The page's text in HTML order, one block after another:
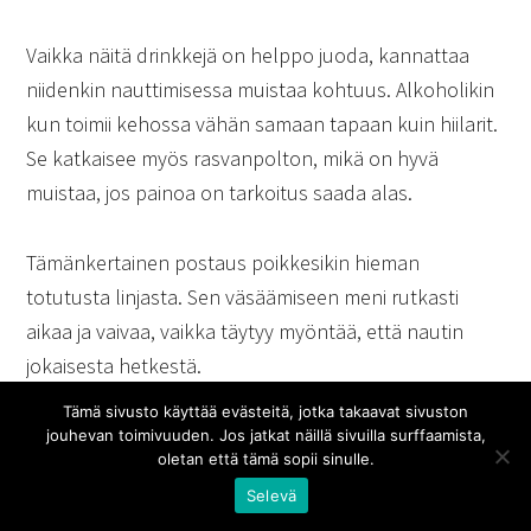
Vaikka näitä drinkkejä on helppo juoda, kannattaa
niidenkin nauttimisessa muistaa kohtuus. Alkoholikin
kun toimii kehossa vähän samaan tapaan kuin hiilarit.
Se katkaisee myös rasvanpolton, mikä on hyvä
muistaa, jos painoa on tarkoitus saada alas.
Tämänkertainen postaus poikkesikin hieman
totutusta linjasta. Sen väsäämiseen meni rutkasti
aikaa ja vaivaa, vaikka täytyy myöntää, että nautin
jokaisesta hetkestä.
Iloitaan kesästä niin kauan kuin sitä kestää. Oli sää
mikä tahansa, ensi viikolla leivotaan. Suolaista vai
makeaa, se jää nähtäväksi.
Tämä sivusto käyttää evästeitä, jotka takaavat sivuston
jouhevan toimivuuden. Jos jatkat näillä sivuilla surffaamista,
oletan että tämä sopii sinulle.
Selevä